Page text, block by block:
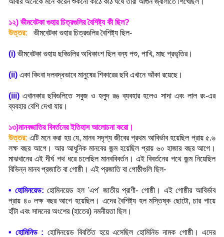
১২) ভীমবেটকা গুহার চিত্রগুলির বৈশিষ্ট্য কী ছিল?
উত্তর:
ভীমবেটকা গুহার চিত্রগুলির বৈশিষ্ট্য ছিল-
(i) ভীমবেটকা গুহায় ছবিগুলির অধিকাংশ ছিল বন্য পশু, পাখি, মাছ প্রভৃতির।
(ii) একা কিংবা দলবদ্ধভাবে মানুষের শিকারের ছবি এখানে আঁকা রয়েছে।
(iii) এখানকার ছবিগুলিতে সবুজ ও হলুদ রঙ ব্যবহার হলেও সাদা এবং লাল রং-এর
ব্যবহার বেশি দেখা যায় ।
১৩)মানবজাতির বিবর্তনের ইতিহাস আলোচনা করো।
উত্তর:এটি মনে করা হয় যে,মানব সদৃশ্য জীবের প্রথম আবির্ভাব হয়েছিল প্রায় ৫.৬
লক্ষ বছর আগে। আর আধুনিক মানবের জন্ম হয়েছিল প্রায় ৬০ হাজার বছর আগে।
মাঝখানের এই দীর্ঘ পথ ধরে চলেছিল মানববিবর্তন। এই বিবর্তনের পথে জন্ম নিয়েছিল
বিভিন্ন মানব প্রজাতি বা গোষ্ঠী। এই প্রজাতি বা গোষ্ঠীগুলি ছিল-
• হোমিনয়েড: হোমিনয়েড হল 'এপ' জাতীয় প্রাণী- গোষ্ঠী। এই গোষ্ঠীর আবির্ভাব
প্রায় ৪০ লক্ষ বছর আগে হয়েছিল। এদের বৈশিষ্ট্য হল মস্তিষ্ক ছোটো,চার পায়ে
হাঁটা এবং সামনের অংশের (হাতের) নমনীয়তা ছিল।
• হোমিনিড : হোমিনয়েড বিবর্তিত হয়ে এসেছিল হোমিনিড নামক গোষ্ঠী। এদের